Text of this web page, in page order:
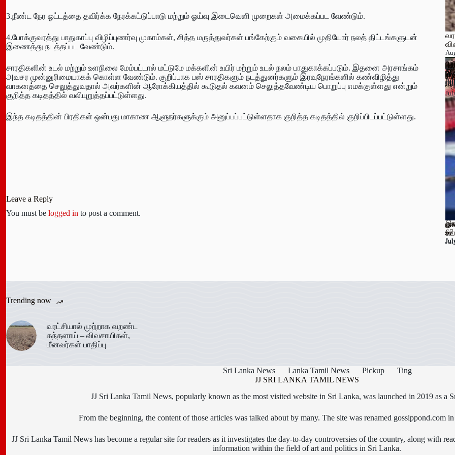
3.நீண்ட நேர ஓட்டத்தை தவிர்க்க நேரக்கட்டுப்பாடு மற்றும் ஓய்வு இடைவெளி முறைகள் அமைக்கப்பட வேண்டும்.
4.போக்குவரத்து பாதுகாப்பு விழிப்புணர்வு முகாம்கள், சித்த மருத்துவர்கள் பங்கேற்கும் வகையில் முதியோர் நலத் திட்டங்களுடன்
இணைத்து நடத்தப்பட வேண்டும்.
சாரதிகளின் உடல் மற்றும் உளநிலை மேம்பட்டால் மட்டுமே மக்களின் உயிர் மற்றும் உடல் நலம் பாதுகாக்கப்படும். இதனை அரசாங்கம்
அவசர முன்னுரிமையாகக் கொள்ள வேண்டும். குறிப்பாக பஸ் சாரதிகளும் நடத்துனர்களும் இரவுநேரங்களில் கண்விழித்து
வாகனத்தை செலுத்துவதால் அவர்களின் ஆரோக்கியத்தில் கூடுதல் கவனம் செலுத்தவேண்டிய பொறுப்பு எமக்குள்ளது என்றும்
குறித்த கடிதத்தில் வலியுறுத்தப்பட்டுள்ளது.
இந்த கடிதத்தின் பிரதிகள் ஒன்பது மாகாண ஆளுநர்களுக்கும் அனுப்பப்பட்டுள்ளதாக குறித்த கடிதத்தில் குறிப்பிடப்பட்டுள்ளது.
67
Leave a Reply
You must be logged in to post a comment.
Trending now
வரட்சியால் முற்றாக வறண்ட
கந்தளாய் – விவசாயிகள்,
மீனவர்கள் பாதிப்பு
Sri Lanka News Lanka Tamil News Pickup
Ting
JJ SRI LANKA TAMIL NEWS
JJ Sri Lanka Tamil News, popularly known as the most visited website in Sri Lanka, was launched in 2019 as a
From the beginning, the content of those articles was talked about by many. The site was renamed gossippond.com
JJ Sri Lanka Tamil News has become a regular site for readers as it investigates the day-to-day controversies of the country, along with
information within the field of art and politics in Sri Lanka.